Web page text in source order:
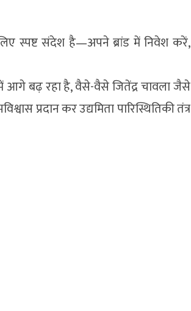
स्पष्ट संदेश है—अपने ब्रांड में निवेश करें,
आगे बढ़ रहा है, वैसे-वैसे जितेंद्र चावला जैसे
प्रदान कर उद्यमिता पारिस्थितिकी तंत्र